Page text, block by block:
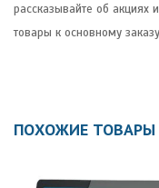
рассказывайте об акциях
товары к основному
ПОХОЖИЕ ТОВАРЫ